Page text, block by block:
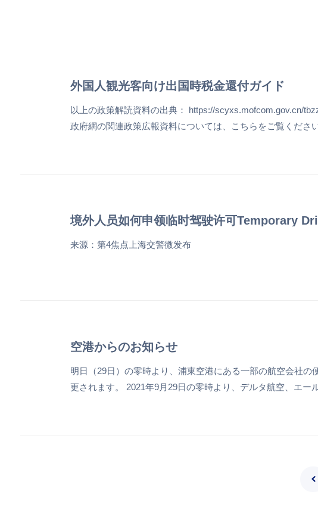
外国人観光客向け出国時税金還付ガイド
以上の政策解読資料の出典： https://scyxs.mofcom.gov.cn/
政府網の関連政策広報資料については、こちらをご覧くださ
境外人员如何申领临时驾驶许可Temporary
来源：第4焦点上海交警微发布
空港からのお知らせ
明日（29日）の零時より、浦東空港にある一部の航空会社
更されます。 2021年9月29日の零時より、デルタ航空、エ